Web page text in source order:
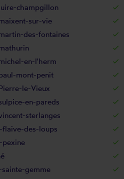
champgillon
sur-vie
des-fontaines
en-l'herm
mont-penit
le-Vieux
en-pareds
sterlanges
flaive-des-loups
pexine
gemme